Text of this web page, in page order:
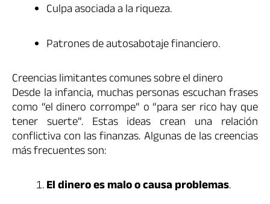
Culpa asociada a la riqueza.
Patrones de autosabotaje financiero.
Creencias limitantes comunes sobre el dinero
Desde la infancia, muchas personas escuchan frases
como “el dinero corrompe” o “para ser rico hay que
tener suerte”. Estas ideas crean una relación
conflictiva con las finanzas. Algunas de las creencias
más frecuentes son:
El dinero es malo o causa problemas.